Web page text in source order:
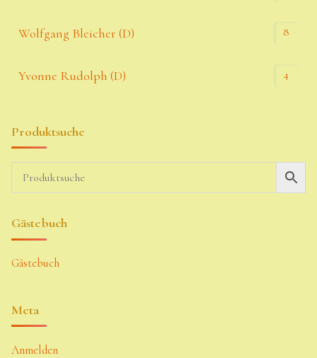
Wolfgang Bleicher (D) 8
Yvonne Rudolph (D) 4
Produktsuche
Gästebuch
Gästebuch
Meta
Anmelden